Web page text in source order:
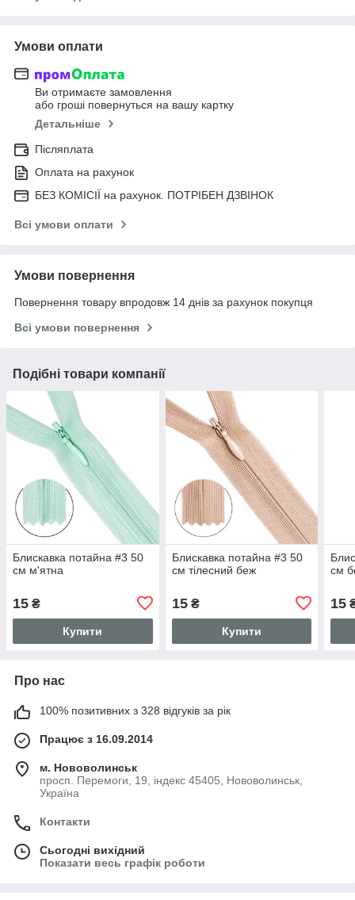
Умови оплати
Ви отримаєте замовлення
або гроші повернуться на вашу картку
Детальніше
Післяплата
Оплата на рахунок
БЕЗ КОМІСІЇ на рахунок. ПОТРІБЕН ДЗВІНОК
Всі умови оплати
Умови повернення
Повернення товару впродовж 14 днів за рахунок покупця
Всі умови повернення
Подібні товари компанії
Блискавка потайна #3 50
см м'ятна
15 ₴
Купити
Блискавка потайна #3 50
см тілесний беж
15₴
Купити
см
15
Про нас
100% позитивних з 328 відгуків за рік
Працює з 16.09.2014
м. Нововолинськ
просп. Перемоги, 19, індекс 45405, Нововолинськ,
Україна
Контакти
Сьогодні вихідний
Показати весь графік роботи